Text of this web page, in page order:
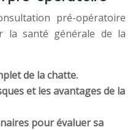
pré-opératoire
la santé générale de la
de la chatte.
et les avantages de la
pour évaluer sa